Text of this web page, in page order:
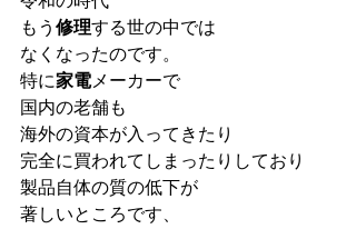
もう 修理する世の中では
なくなったのです。
特に家電メーカーで
国内の老舗も
海外の資本が入ってきたり
完全に買われてしまったりしており
製品自体の質の低下が
著しいところです、